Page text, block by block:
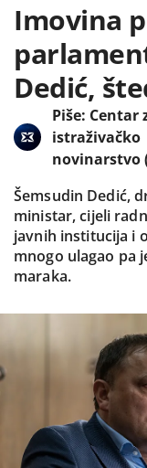
Imovina
Dedić,
Piše: Centar
istraživačko
novinarstvo
Šemsudin Dedić,
ministar, cijeli
javnih institucija i
mnogo ulagao pa
maraka.